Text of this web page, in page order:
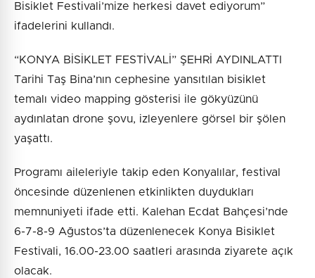
Bisiklet Festivali’mize herkesi davet ediyorum”
ifadelerini kullandı.
“KONYA BİSİKLET FESTİVALİ” ŞEHRİ AYDINLATTI
Tarihi Taş Bina’nın cephesine yansıtılan bisiklet
temalı video mapping gösterisi ile gökyüzünü
aydınlatan drone şovu, izleyenlere görsel bir şölen
yaşattı.
Programı aileleriyle takip eden Konyalılar, festival
öncesinde düzenlenen etkinlikten duydukları
memnuniyeti ifade etti. Kalehan Ecdat Bahçesi’nde
6-7-8-9 Ağustos’ta düzenlenecek Konya Bisiklet
Festivali, 16.00-23.00 saatleri arasında ziyarete açık
olacak.